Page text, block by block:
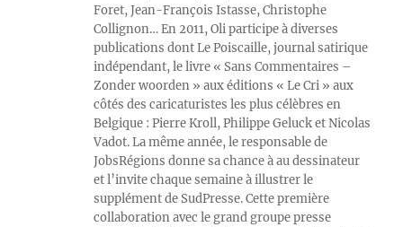
Foret, Jean-François Istasse, Christophe
Collignon… En 2011, Oli participe à diverses
publications dont Le Poiscaille, journal satirique
indépendant, le livre « Sans Commentaires –
Zonder woorden » aux éditions « Le Cri » aux
côtés des caricaturistes les plus célèbres en
Belgique : Pierre Kroll, Philippe Geluck et Nicolas
Vadot. La même année, le responsable de
JobsRégions donne sa chance à au dessinateur
et l’invite chaque semaine à illustrer le
supplément de SudPresse. Cette première
collaboration avec le grand groupe presse